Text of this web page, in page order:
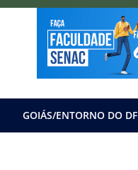
GOIÁS/ENTORNO DO DF